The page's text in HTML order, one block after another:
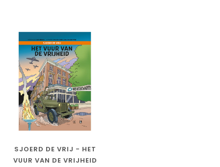
SJOERD DE VRIJ - HET
VUUR VAN DE VRIJHEID